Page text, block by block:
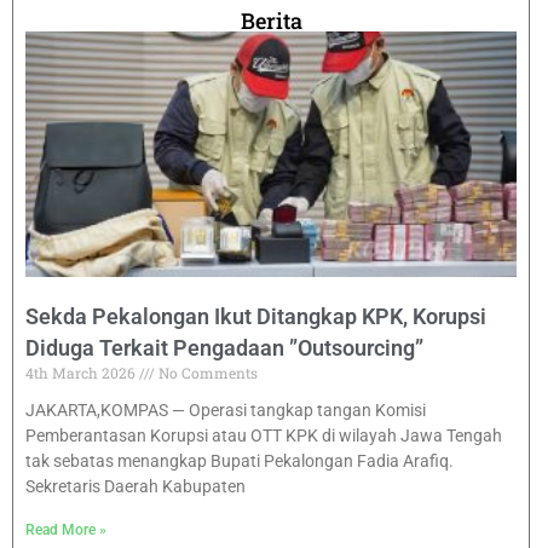
Berita
Sekda Pekalongan Ikut Ditangkap KPK, Korupsi
Diduga Terkait Pengadaan ”Outsourcing”
4th March 2026
No Comments
JAKARTA,KOMPAS — Operasi tangkap tangan Komisi
Pemberantasan Korupsi atau OTT KPK di wilayah Jawa Tengah
tak sebatas menangkap Bupati Pekalongan Fadia Arafiq.
Sekretaris Daerah Kabupaten
Read More »